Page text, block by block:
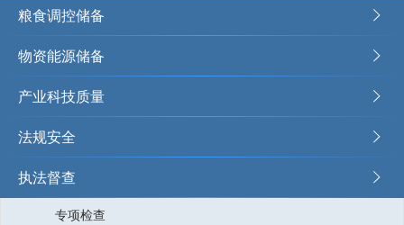
粮食调控储备
物资能源储备
产业科技质量
法规安全
执法督查
专项检查